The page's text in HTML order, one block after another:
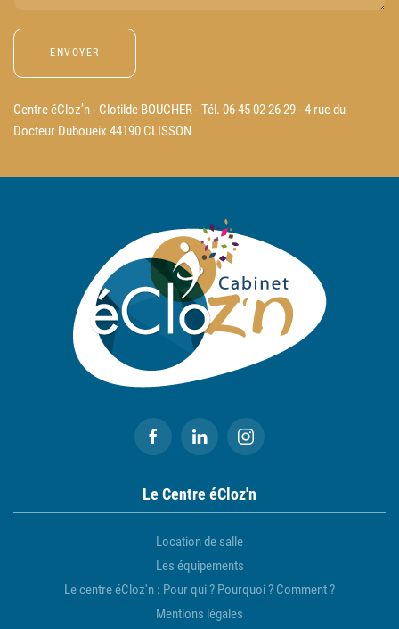
Centre éCloz’n - Clotilde BOUCHER - Tél. 06 45 02 26 29 - 4 rue du
Docteur Duboueix 44190 CLISSON
Le Centre éCloz'n
Location de salle
Les équipements
Le centre éCloz'n : Pour qui ? Pourquoi ? Comment ?
Mentions légales